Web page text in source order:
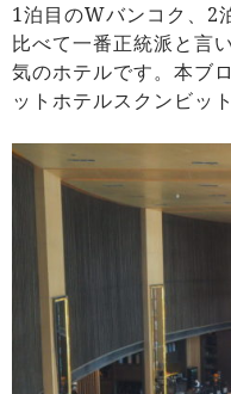
1泊目のWバンコク、2
比べて一番正統派と言
気のホテルです。本ブ
ットホテルスクンビッ